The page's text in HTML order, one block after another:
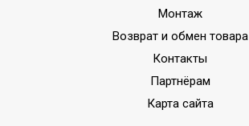
Максимальный ток
1
Производительность по
Закрытый
Монтаж
Возврат и обмен товара
Контакты
Партнёрам
Карта сайта